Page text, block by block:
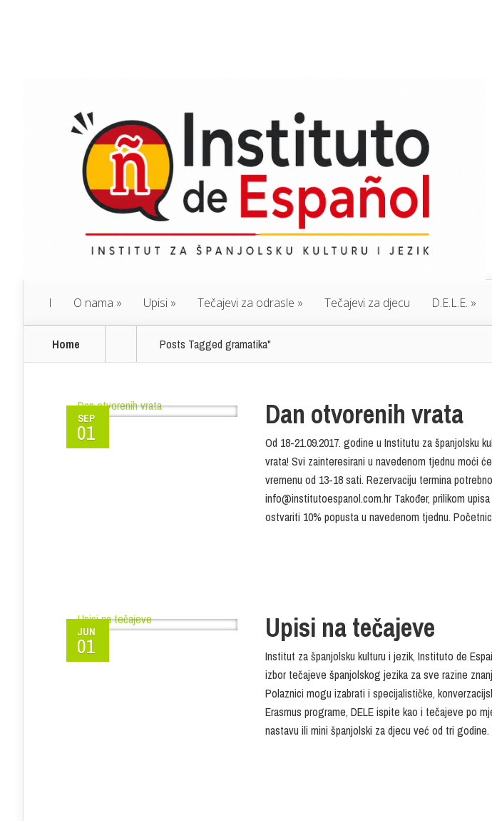
I O nama Upisi Tečajevi za odrasle Tečajevi za djecu D.E.L.E.
Home Posts Tagged gramatika"
SEP
01
Dan otvorenih vrata
Od 18-21.09.2017. godine u Institutu za španjolsku
vrata! Svi zainteresirani u navedenom tjednu moći
vremenu od 13-18 sati. Rezervaciju termina
info@institutoespanol.com.hr Također, prilikom
ostvariti 10% popusta u navedenom tjednu.
JUN
01
Upisi na tečajeve
Institut za španjolsku kulturu i jezik, Instituto de
izbor tečajeve španjolskog jezika za sve razine
Polaznici mogu izabrati i specijalističke,
Erasmus programe, DELE ispite kao i tečajeve po
nastavu ili mini španjolski za djecu već od tri